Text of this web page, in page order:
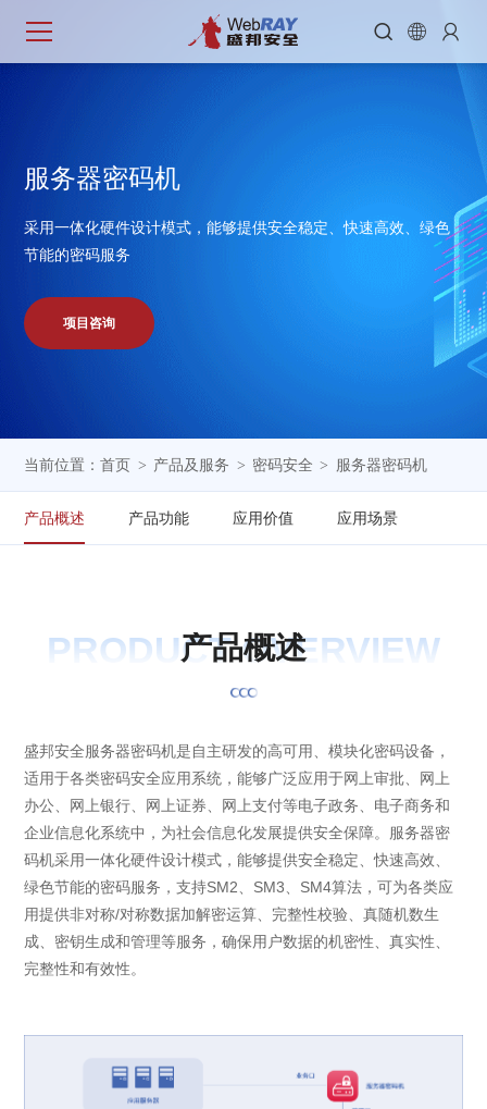
  
服务器密码机
采用一体化硬件设计模式，能够提供安全稳定、快速高效、绿色
节能的密码服务
项目咨询
当前位置：首页 > 产品及服务 > 密码安全 > 服务器密码机
产品概述 产品功能 应用价值 应用场景
PRODUCT OVERVIEW
产品概述
盛邦安全服务器密码机是自主研发的高可用、模块化密码设备，
适用于各类密码安全应用系统，能够广泛应用于网上审批、网上
办公、网上银行、网上证券、网上支付等电子政务、电子商务和
企业信息化系统中，为社会信息化发展提供安全保障。服务器密
码机采用一体化硬件设计模式，能够提供安全稳定、快速高效、
绿色节能的密码服务，支持SM2、SM3、SM4算法，可为各类应
用提供非对称/对称数据加解密运算、完整性校验、真随机数生
成、密钥生成和管理等服务，确保用户数据的机密性、真实性、
完整性和有效性。